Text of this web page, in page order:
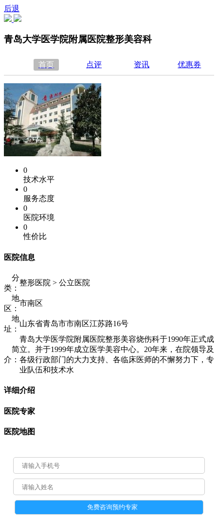
后退
青岛大学医学院附属医院整形美容科
首页 点评 资讯 优惠券
0
技术水平
0
服务态度
0
医院环境
0
性价比
医院信息
分
类：
整形医院 > 公立医院
地
区：
市南区
地
址：
山东省青岛市市南区江苏路16号
简
介：
青岛大学医学院附属医院整形美容烧伤科于1990年正式成
立。并于1999年成立医学美容中心。20年来，在院领导及
各级行政部门的大力支持、各临床医师的不懈努力下，专
业队伍和技术水
详细介绍
医院专家
医院地图